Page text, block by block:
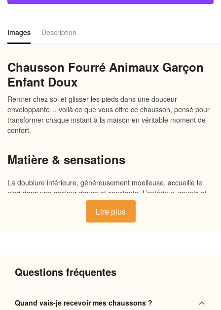
Images Description
Chausson Fourré Animaux Garçon
Enfant Doux
Rentrer chez soi et glisser les pieds dans une douceur
enveloppante… voilà ce que vous offre ce chausson, pensé pour
transformer chaque instant à la maison en véritable moment de
confort.
Matière & sensations
La doublure intérieure, généreusement moelleuse, accueille le
pied dans une chaleur douce et constante. L’extérieur, souple et
respirant, s’adapte naturellement aux contours du pied sans
jamais le comprimer. La semelle, légèrement structurée, assure
un bon maintien sur les surfaces lisses tout en conservant cette
Pourquoi vous allez l’adorer
Chaleur durable: la doublure moelleuse maintient une
Lire plus
Questions fréquentes
Quand vais-je recevoir mes chaussons ?